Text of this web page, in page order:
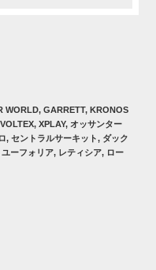
WORLD, GARRETT, KRONOS
VOLTEX, XPLAY, オッサンター
, セントラルサーキット, ダック
ユーフォリア, レティシア, ロー